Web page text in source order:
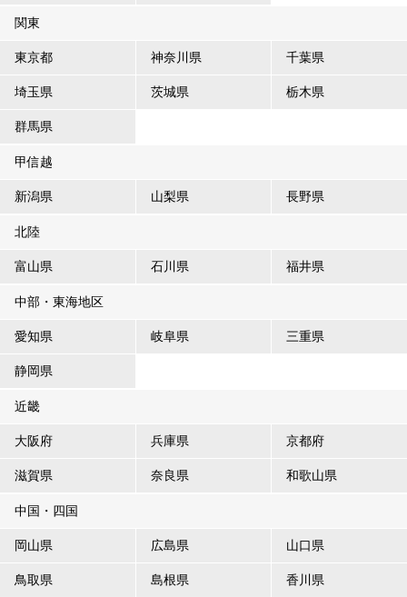
関東
東京都 神奈川県 千葉県
埼玉県 茨城県 栃木県
群馬県
甲信越
新潟県 山梨県 長野県
北陸
富山県 石川県 福井県
中部・東海地区
愛知県 岐阜県 三重県
静岡県
近畿
大阪府 兵庫県 京都府
滋賀県 奈良県 和歌山県
中国・四国
岡山県 広島県 山口県
鳥取県 島根県 香川県